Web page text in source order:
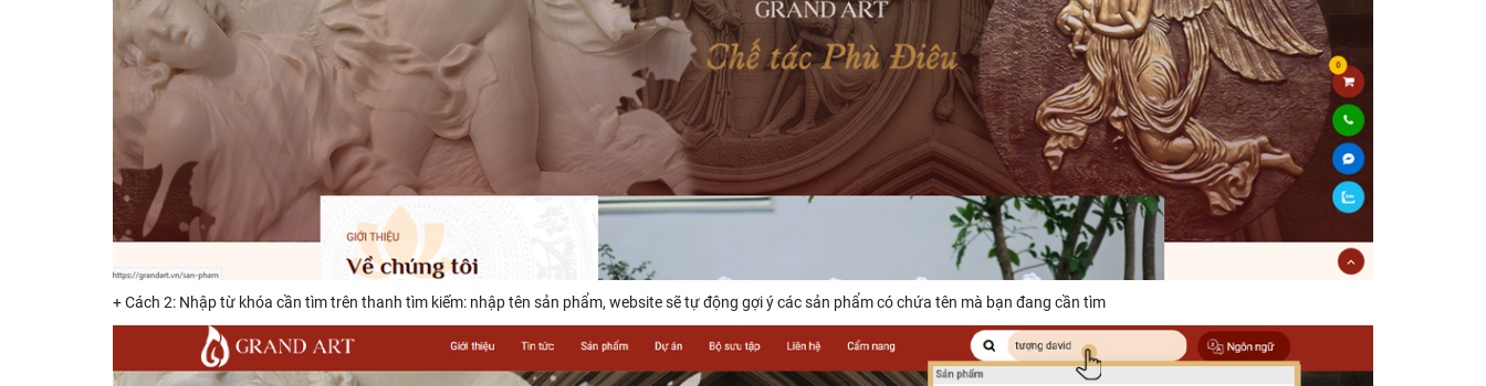
+ Cách 2: Nhập từ khóa cần tìm trên thanh tìm kiếm: nhập tên sản phẩm, website sẽ tự động gợi ý các sản phẩm có chứa tên mà bạn đang cần tìm